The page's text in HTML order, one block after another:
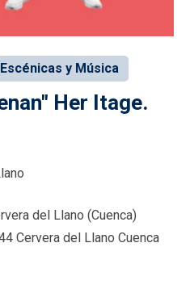
y Música
Her Itage.
del Llano (Cuenca)
Cervera del Llano Cuenca